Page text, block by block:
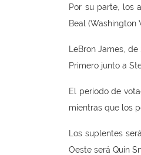
Por su parte, los
Beal (Washington
LeBron James,
Primero junto a
El período de
mientras que los
Los suplentes
Oeste será Quin